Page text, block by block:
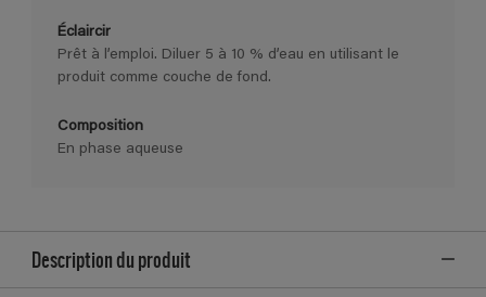
Éclaircir
Prêt à l’emploi. Diluer 5 à 10 % d’eau en utilisant le
produit comme couche de fond.
Composition
En phase aqueuse
Description du produit